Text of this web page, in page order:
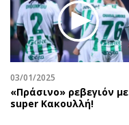
03/01/2025
«Πράσινο» ρεβεγιόν με
super Κακουλλή!